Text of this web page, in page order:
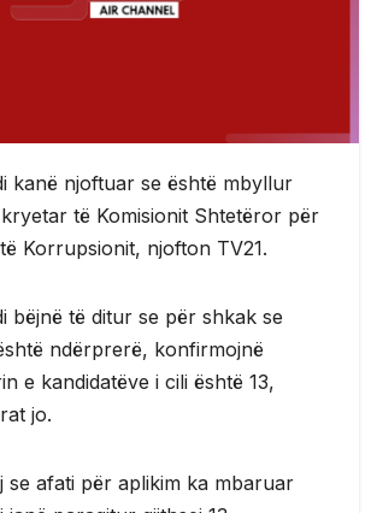
kanë njoftuar se është mbyllur
të Komisionit Shtetëror për
Korrupsionit, njofton TV21.
bëjnë të ditur se për shkak se
ndërprerë, konfirmojnë
e kandidatëve i cili është 13,
jo.
se afati për aplikim ka mbaruar